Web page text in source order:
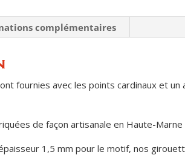
complémentaires
fournies avec les points cardinaux et
de façon artisanale en Haute-Marne
1,5 mm pour le motif, nos